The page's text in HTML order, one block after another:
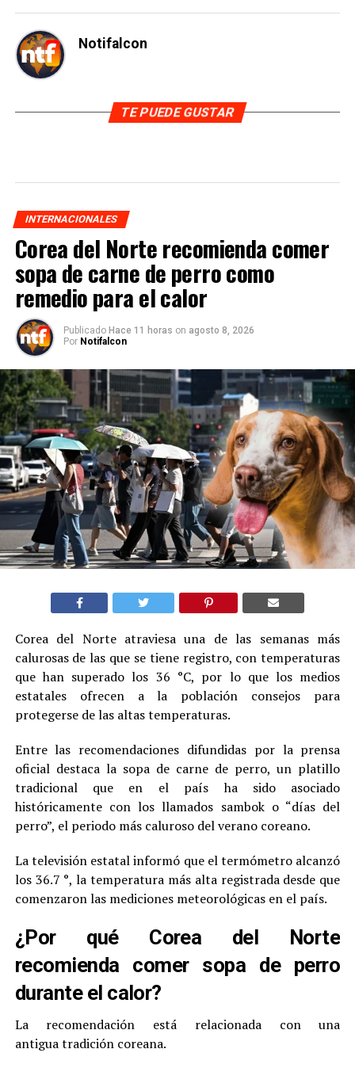
Notifalcon
TE PUEDE GUSTAR
INTERNACIONALES
Corea del Norte recomienda comer
sopa de carne de perro como
remedio para el calor
Publicado Hace 11 horas on agosto 8, 2026
Por Notifalcon
Corea del Norte atraviesa una de las semanas más
calurosas de las que se tiene registro, con temperaturas
que han superado los 36 °C, por lo que los medios
estatales ofrecen a la población consejos para
protegerse de las altas temperaturas.
Entre las recomendaciones difundidas por la prensa
oficial destaca la sopa de carne de perro, un platillo
tradicional que en el país ha sido asociado
históricamente con los llamados sambok o “días del
perro”, el periodo más caluroso del verano coreano.
La televisión estatal informó que el termómetro alcanzó
los 36.7 °, la temperatura más alta registrada desde que
comenzaron las mediciones meteorológicas en el país.
¿Por qué Corea del Norte
recomienda comer sopa de perro
durante el calor?
La recomendación está relacionada con una
antigua tradición coreana.